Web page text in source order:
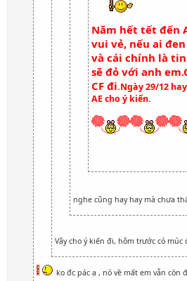
Năm hết tết đến
vui vẻ, nếu ai
và cái chính là
sẽ đỏ với anh
CF đi.Ngày 29/12
AE cho ý kiến.
nghe cũng hay hay mà chưa
Vậy cho ý kiến đi, hôm trước có múc
ko đc pác ạ , nó về mất em vẫn